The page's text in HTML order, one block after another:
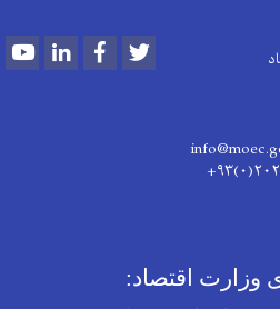
YoutubeLinkedInFacebook
اقتصاد: